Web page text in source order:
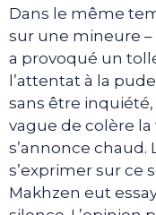
Dans le même
sur une mineure –
a provoqué un
l’attentat à la
sans être
vague de colère la
s’annonce chaud.
s’exprimer sur ce
Makhzen eut